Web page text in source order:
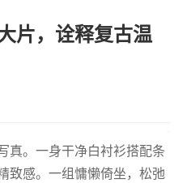
片，诠释复古温
真。一身干净白衬衫搭配条
致感。一组慵懒倚坐，松弛